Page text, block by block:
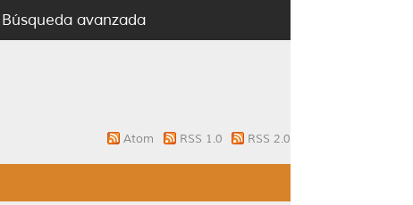
Búsqueda avanzada
Atom RSS 1.0 RSS 2.0